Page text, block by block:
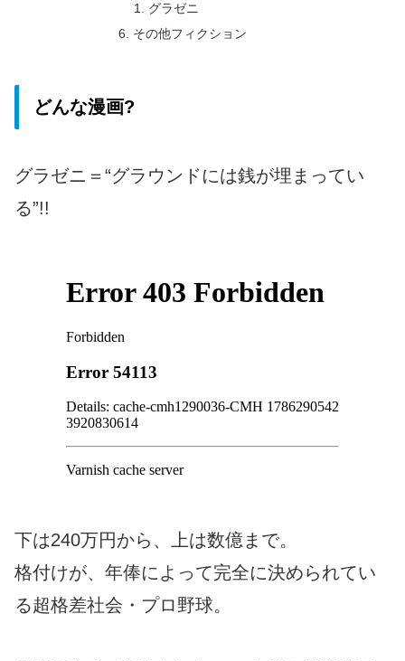
グラゼニ
その他フィクション
どんな漫画?
グラゼニ＝“グラウンドには銭が埋まってい
る”!!
下は240万円から、上は数億まで。
格付けが、年俸によって完全に決められてい
る超格差社会・プロ野球。